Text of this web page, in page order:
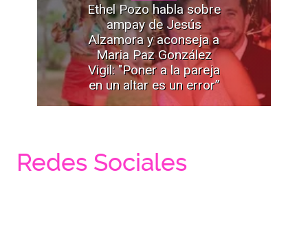
Ethel Pozo habla sobre
ampay de Jesús
Alzamora y aconseja a
Maria Paz González
Vigil: "Poner a la pareja
en un altar es un error”
Redes Sociales